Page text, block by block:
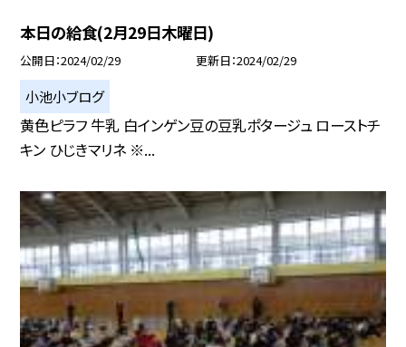
本日の給食(2月29日木曜日)
公開日 2024/02/29 更新日 2024/02/29
小池小ブログ
黄色ピラフ 牛乳 白インゲン豆の豆乳ポタージュ ローストチ
キン ひじきマリネ ※...